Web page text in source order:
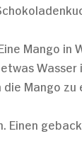
Mango in
Wasser
Mango zu
Einen